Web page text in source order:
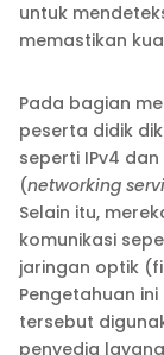
untuk
memastikan
Pada bagian
peserta didik
seperti IPv4
(networking
Selain itu,
komunikasi
jaringan optik
Pengetahuan
tersebut
penyedia